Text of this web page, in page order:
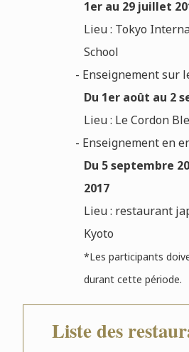
1er au 29 juillet
Lieu : Tokyo
School
- Enseignement sur
Du 1er août au 2
Lieu : Le Cordon
- Enseignement en
Du 5 septembre
2017
Lieu : restaurant
Kyoto
*Les participants
durant cette période.
Liste des